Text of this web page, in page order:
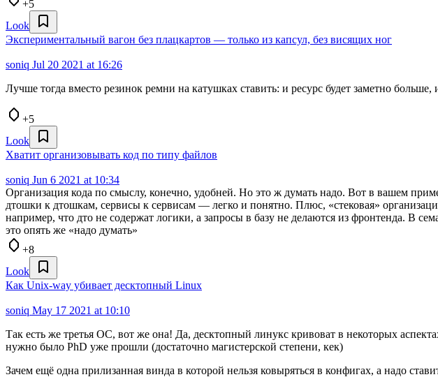
+5
Look
Экспериментальный вагон без плацкартов — только из капсул, без висящих ног
soniq Jul 20 2021 at 16:26
Лучше тогда вместо резинок ремни на катушках ставить: и ресурс будет заметно больше,
+5
Look
Хватит организовывать код по типу файлов
soniq Jun 6 2021 at 10:34
Организация кода по смыслу, конечно, удобней. Но это ж думать надо. Вот в вашем
дтошки к дтошкам, сервисы к сервисам — легко и понятно. Плюс, «стековая»
например, что дто не содержат логики, а запросы в базу не делаются из фронтенда. В
это опять же «надо думать»
+8
Look
Как Unix-way убивает десктопный Linux
soniq May 17 2021 at 10:10
Так есть же третья ОС, вот же она! Да, десктопный линукс кривоват в некоторых
нужно было PhD уже прошли (достаточно магистерской степени, кек)
Зачем ещё одна прилизанная винда в которой нельзя ковыряться в конфигах, а надо